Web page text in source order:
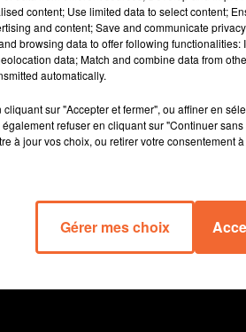
Et comme d'habitude, le
question ! De Claude Marquis à
par l'épisode douloureux des
aussi l'album souvenirs, entre
c'est du Stephen brun dans
oreilles.
content; Use limited data to select content;
and content; Save and communicate
browsing data to offer following
data; Match and combine data from
automatically.
sur "Accepter et fermer", ou affiner en
refuser en cliquant sur "Continuer
à jour vos choix, ou retirer votre consentement
Gérer mes choix